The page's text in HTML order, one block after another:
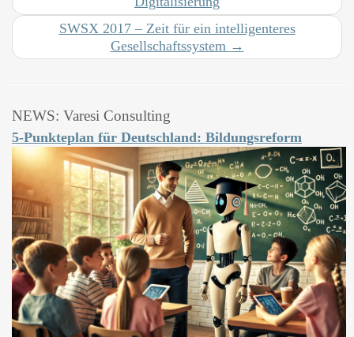
SWSX 2017 – Zeit für ein intelligenteres
Gesellschaftssystem →
NEWS: Varesi Consulting
5-Punkteplan für Deutschland: Bildungsreform